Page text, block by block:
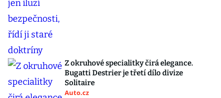
Z okruhové specialitky čirá elegance.
Bugatti Destrier je třetí dílo divize
Solitaire
Auto.cz